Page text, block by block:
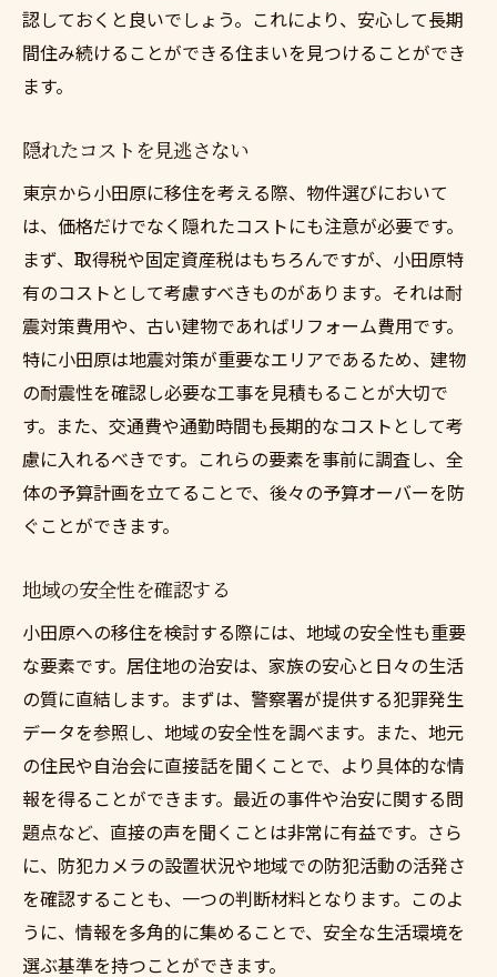
認しておくと良いでしょう。これにより、安心して長期
間住み続けることができる住まいを見つけることができ
ます。
隠れたコストを見逃さない
東京から小田原に移住を考える際、物件選びにおいて
は、価格だけでなく隠れたコストにも注意が必要です。
まず、取得税や固定資産税はもちろんですが、小田原特
有のコストとして考慮すべきものがあります。それは耐
震対策費用や、古い建物であればリフォーム費用です。
特に小田原は地震対策が重要なエリアであるため、建物
の耐震性を確認し必要な工事を見積もることが大切で
す。また、交通費や通勤時間も長期的なコストとして考
慮に入れるべきです。これらの要素を事前に調査し、全
体の予算計画を立てることで、後々の予算オーバーを防
ぐことができます。
地域の安全性を確認する
小田原への移住を検討する際には、地域の安全性も重要
な要素です。居住地の治安は、家族の安心と日々の生活
の質に直結します。まずは、警察署が提供する犯罪発生
データを参照し、地域の安全性を調べます。また、地元
の住民や自治会に直接話を聞くことで、より具体的な情
報を得ることができます。最近の事件や治安に関する問
題点など、直接の声を聞くことは非常に有益です。さら
に、防犯カメラの設置状況や地域での防犯活動の活発さ
を確認することも、一つの判断材料となります。このよ
うに、情報を多角的に集めることで、安全な生活環境を
選ぶ基準を持つことができます。